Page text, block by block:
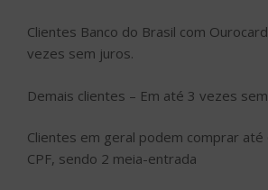
Clientes Banco do Brasil com
vezes sem juros.
Demais clientes – Em até 3 vezes
Clientes em geral podem comprar
CPF, sendo 2 meia-entrada